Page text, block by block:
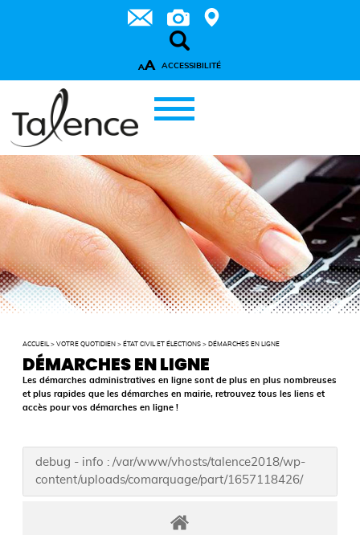
AA ACCESSIBILITÉ
ACCUEIL >VOTRE QUOTIDIEN > ÉTAT CIVIL ET ÉLECTIONS > DÉMARCHES EN LIGNE
DÉMARCHES EN LIGNE
Les démarches administratives en ligne sont de plus en plus nombreuses
et plus rapides que les démarches en mairie, retrouvez tous les liens et
accès pour vos démarches en ligne !
debug - info : /var/www/vhosts/talence2018/wp-
content/uploads/comarquage/part/1657118426/